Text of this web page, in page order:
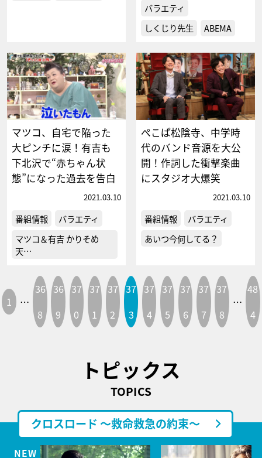
バラエティ
しくじり先生
ABEMA
マツコ、自宅で陥った
大ピンチに涙！有吉も
下北沢で“赤ちゃん状
態”になった過去を告白
2021.03.10
番組情報
バラエティ
マツコ＆有吉 かりそめ
天…
ぺこぱ松陰寺、中学時
代のバンド音源を大公
開！作詞した衝撃楽曲
にスタジオ大爆笑
2021.03.10
番組情報
バラエティ
あいつ今何してる？
1 …
36
8
36
9
37
0
37
1
37
2
37
3
37
4
37
5
37
6
37
7
37
8
…
48
4
トピックス
TOPICS
クロスロード ～救命救急の約束～